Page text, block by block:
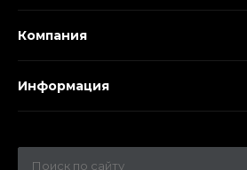
Компания
Информация